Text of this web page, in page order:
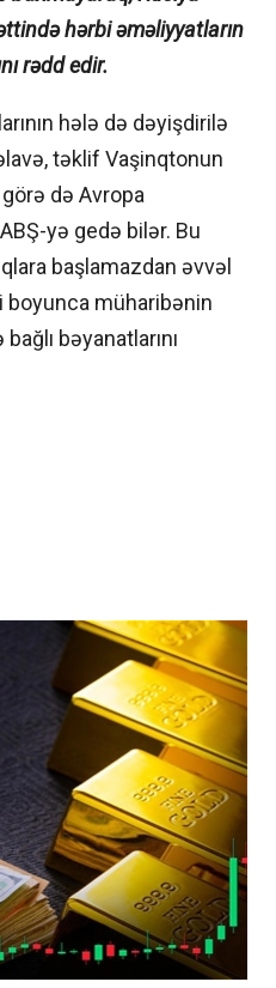
hərbi əməliyyatların
rədd edir.
hələ də dəyişdirilə
təklif Vaşinqtonun
də Avropa
yə gedə bilər. Bu
başlamazdan əvvəl
boyunca müharibənin
bəyanatlarını